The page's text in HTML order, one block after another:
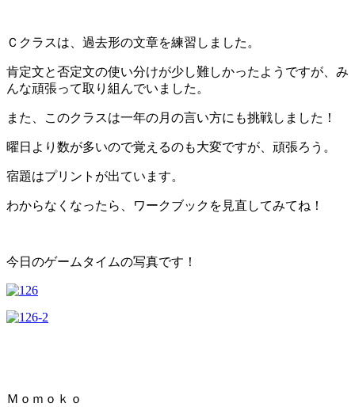
Ｃクラスは、過去形の文章を練習しました。
肯定文と否定文の使い分けが少し難しかったようですが、み
んな頑張って取り組んでいました。
また、このクラスは一年の月の言い方にも挑戦しました！
曜日より数が多いので覚えるのも大変ですが、頑張ろう。
宿題はプリントが出ています。
わからなくなったら、ワークブックを見直してみてね！
今日のゲームタイムの写真です！
Ｍｏｍｏｋｏ